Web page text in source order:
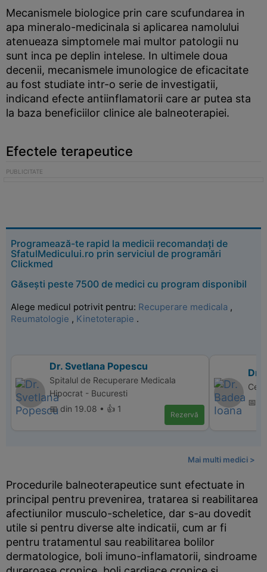
Mecanismele biologice prin care scufundarea in
apa mineralo-medicinala si aplicarea namolului
atenueaza simptomele mai multor patologii nu
sunt inca pe deplin intelese. In ultimele doua
decenii, mecanismele imunologice de eficacitate
au fost studiate intr-o serie de investigatii,
indicand efecte antiinflamatorii care ar putea sta
la baza beneficiilor clinice ale balneoterapiei.
Efectele terapeutice
Programează-te rapid la medicii recomandați de
SfatulMedicului.ro prin serviciul de programări
Clickmed
Găsești peste 7500 de medici cu program disponibil
Alege medicul potrivit pentru: Recuperare medicala ,
Reumatologie , Kinetoterapie .
Dr. Svetlana Popescu
Spitalul de Recuperare Medicala
Hipocrat - Bucuresti
📅 din 19.08 • 👍 1
Rezervă
Dr.
📅
Mai multi medici >
Procedurile balneoterapeutice sunt efectuate in
principal pentru prevenirea, tratarea si reabilitarea
afectiunilor musculo-scheletice, dar s-au dovedit
utile si pentru diverse alte indicatii, cum ar fi
pentru tratamentul sau reabilitarea bolilor
dermatologice, boli imuno-inflamatorii, sindroame